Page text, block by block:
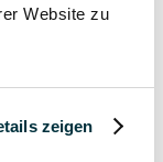
Website zu
zeigen